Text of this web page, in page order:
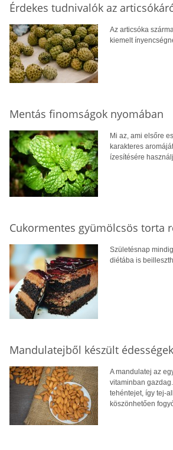
Érdekes tudnivalók az
Az articsóka
kiemelt
Mentás finomságok nyomában
Mi az, ami elsőre
karakteres
ízesítésére
Cukormentes gyümölcsös torta
Születésnap
diétába is
Mandulatejből készült édességek
A mandulatej az
vitaminban
tehéntejet, így tej-
köszönhetően